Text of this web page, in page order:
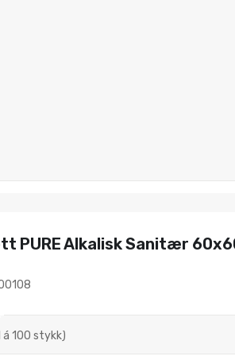
PURE Alkalisk Sanitær
á 100 stykk)